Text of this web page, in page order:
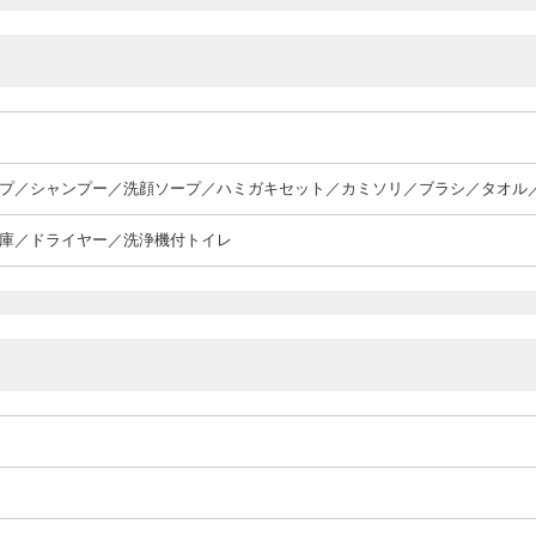
／シャンプー／洗顔ソープ／ハミガキセット／カミソリ／ブラシ／タオル
／ドライヤー／洗浄機付トイレ